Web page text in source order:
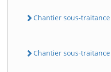
Chantier sous-traitance
Chantier sous-traitance